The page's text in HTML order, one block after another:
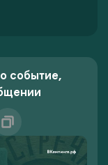
событие,